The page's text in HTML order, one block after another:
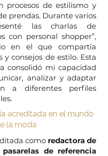
procesos de estilismo y
prendas. Durante varios
las charlas de
con personal shopper”,
en el que compartía
y consejos de estilo. Esta
consolidó mi capacidad
analizar y adaptar
a diferentes perfiles
acreditada en el mundo
la moda
como redactora de
pasarelas de referencia